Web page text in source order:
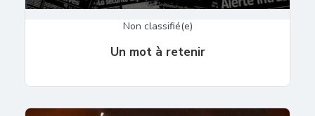
Non classifié(e)
Un mot à retenir